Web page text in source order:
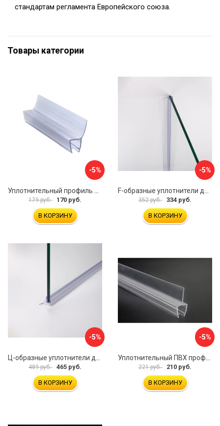
стандартам регламента Европейского союза.
Товары категории
-5%
179 руб. 170 руб.
В КОРЗИНУ
-5%
352 руб. 334 руб.
В КОРЗИНУ
-5%
Ц-образные уплотнители для душевой кабины IDDIS 965S8003DZ
489 руб. 465 руб.
В КОРЗИНУ
-5%
Уплотнительный ПВХ профиль для стекла 8 мм SERVICE PLUS PVH04-908KW8
221 руб. 210 руб.
В КОРЗИНУ